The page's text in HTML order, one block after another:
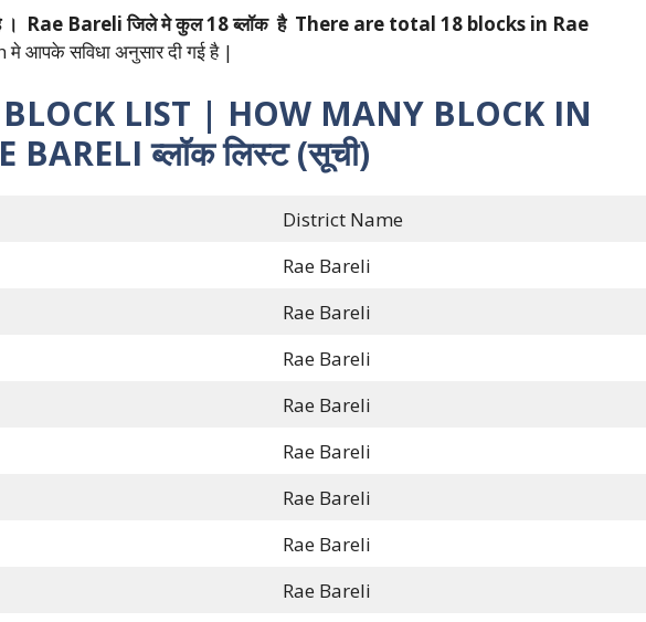
। Rae Bareli जिले मे कुल 18 ब्लॉक है There are total 18 blocks in Rae
मे आपके सविधा अनुसार दी गई है |
LIST | HOW MANY BLOCK IN
ब्लॉक लिस्ट (सूची)
District Name
Rae Bareli
Rae Bareli
Rae Bareli
Rae Bareli
Rae Bareli
Rae Bareli
Rae Bareli
Rae Bareli